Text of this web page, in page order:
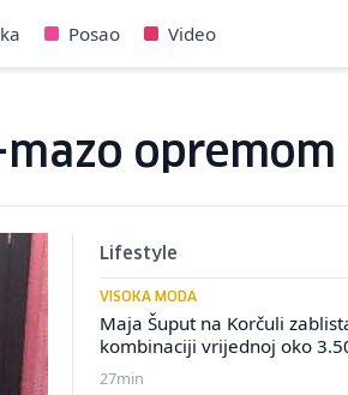
Posao Video
opremom
Lifestyle
VISOKA MODA
Maja Šuput na Korčuli
kombinaciji vrijednoj oko
27min